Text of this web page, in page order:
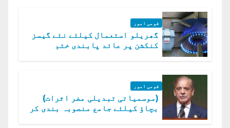
قومی امور
گھریلو استعمال کیلئے نئے گیسز
کنکشن پر عائد پابندی ختم
قومی امور
(موسمیاتی تبدیلی مضر اثرات)
بچاؤ کیلئے جامع منصوبہ بندی کر